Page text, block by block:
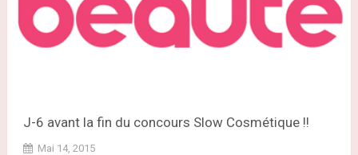
J-6 avant la fin du concours Slow Cosmétique !!
Mai 14, 2015